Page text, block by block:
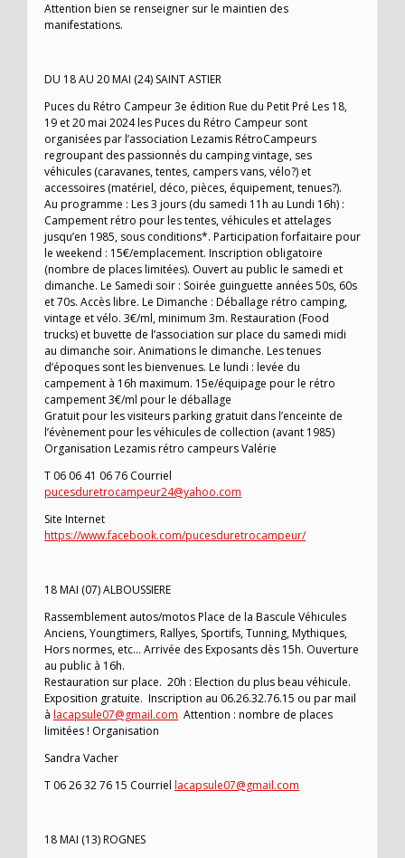
Attention bien se renseigner sur le maintien des
manifestations.
DU 18 AU 20 MAI (24) SAINT ASTIER
Puces du Rétro Campeur 3e édition Rue du Petit Pré Les 18,
19 et 20 mai 2024 les Puces du Rétro Campeur sont
organisées par l’association Lezamis RétroCampeurs
regroupant des passionnés du camping vintage, ses
véhicules (caravanes, tentes, campers vans, vélo?) et
accessoires (matériel, déco, pièces, équipement, tenues?).
Au programme : Les 3 jours (du samedi 11h au Lundi 16h) :
Campement rétro pour les tentes, véhicules et attelages
jusqu’en 1985, sous conditions*. Participation forfaitaire pour
le weekend : 15€/emplacement. Inscription obligatoire
(nombre de places limitées). Ouvert au public le samedi et
dimanche. Le Samedi soir : Soirée guinguette années 50s, 60s
et 70s. Accès libre. Le Dimanche : Déballage rétro camping,
vintage et vélo. 3€/ml, minimum 3m. Restauration (Food
trucks) et buvette de l’association sur place du samedi midi
au dimanche soir. Animations le dimanche. Les tenues
d’époques sont les bienvenues. Le lundi : levée du
campement à 16h maximum. 15e/équipage pour le rétro
campement 3€/ml pour le déballage
Gratuit pour les visiteurs parking gratuit dans l’enceinte de
l’évènement pour les véhicules de collection (avant 1985)
Organisation Lezamis rétro campeurs Valérie
T 06 06 41 06 76 Courriel
pucesduretrocampeur24@yahoo.com
Site Internet
https://www.facebook.com/pucesduretrocampeur/
18 MAI (07) ALBOUSSIERE
Rassemblement autos/motos Place de la Bascule Véhicules
Anciens, Youngtimers, Rallyes, Sportifs, Tunning, Mythiques,
Hors normes, etc… Arrivée des Exposants dès 15h. Ouverture
au public à 16h.
Restauration sur place. 20h : Election du plus beau véhicule.
Exposition gratuite. Inscription au 06.26.32.76.15 ou par mail
à lacapsule07@gmail.com Attention : nombre de places
limitées ! Organisation
Sandra Vacher
T 06 26 32 76 15 Courriel lacapsule07@gmail.com
18 MAI (13) ROGNES